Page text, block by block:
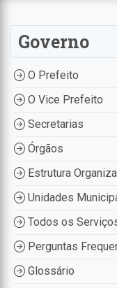
Governo
O Prefeito
O Vice Prefeito
Secretarias
Órgãos
Estrutura
Unidades
Todos os
Perguntas
Glossário